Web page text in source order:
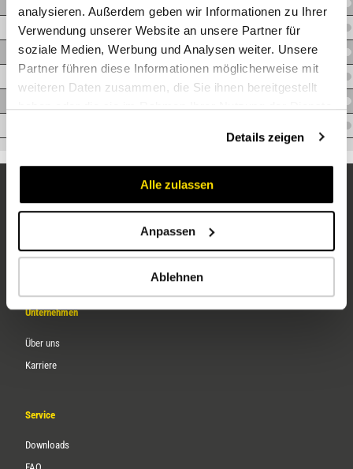
analysieren. Außerdem geben wir Informationen zu Ihrer
Verwendung unserer Website an unsere Partner für
soziale Medien, Werbung und Analysen weiter. Unsere
Partner führen diese Informationen möglicherweise mit
weiteren Daten zusammen, die Sie ihnen bereitgestellt
haben oder die sie im Rahmen Ihrer Nutzung der Dienste
Details zeigen
Alle zulassen
Anpassen
Ablehnen
I.I19EM25S
I.I25EM25S
Unternehmen
Über uns
Karriere
Service
Downloads